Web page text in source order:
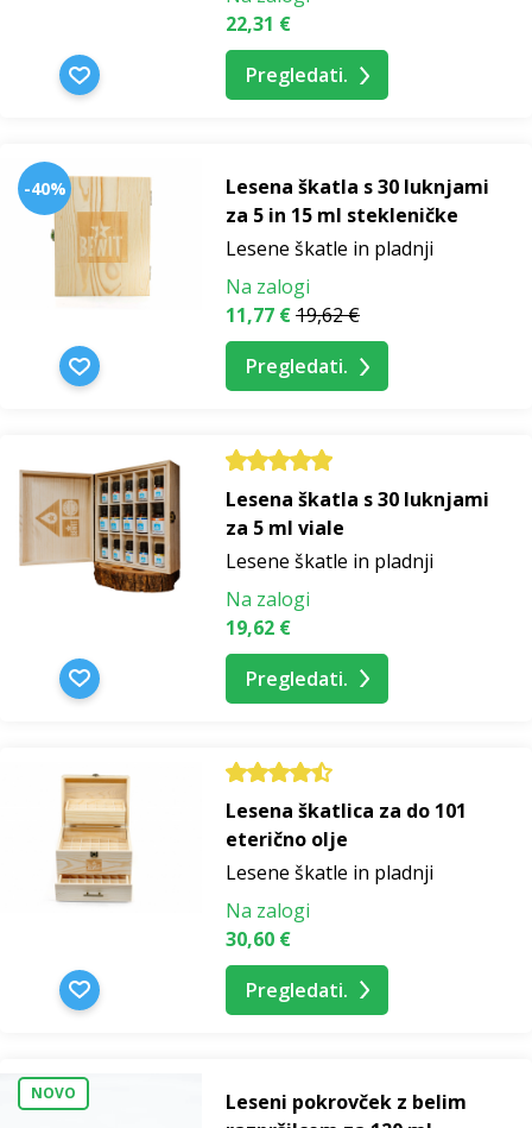
22,31 €
Pregledati.
-40%
Lesena škatla s 30 luknjami
za 5 in 15 ml stekleničke
Lesene škatle in pladnji
Na zalogi
11,77 €19,62 €
Pregledati.
Lesena škatla s 30 luknjami
za 5 ml viale
Lesene škatle in pladnji
Na zalogi
19,62 €
Pregledati.
Lesena škatlica za do 101
eterično olje
Lesene škatle in pladnji
Na zalogi
30,60 €
Pregledati.
NOVO
Leseni pokrovček z belim